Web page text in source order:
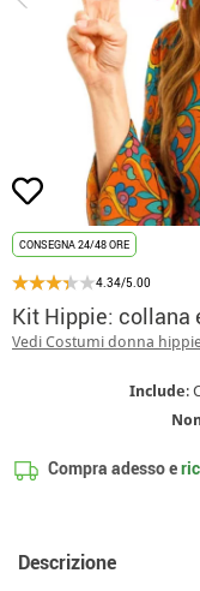
CONSEGNA 24/48 ORE
4.34/5.00
Kit Hippie: collana
Vedi Costumi donna
Include:
Compra adesso e
Descrizione